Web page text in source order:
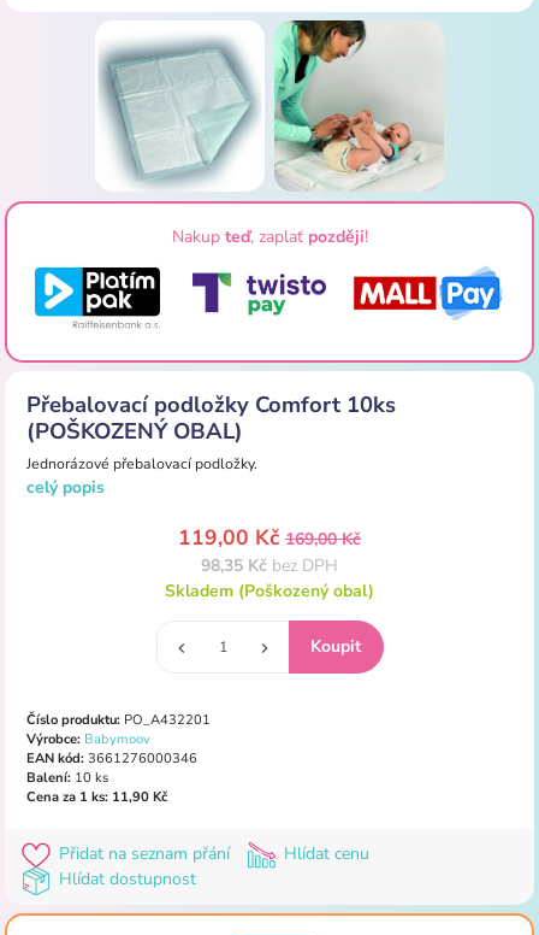
Nakup teď, zaplať později!
Přebalovací podložky Comfort 10ks
(POŠKOZENÝ OBAL)
Jednorázové přebalovací podložky.
celý popis
119,00 Kč 169,00 Kč
98,35 Kč bez DPH
Skladem (Poškozený obal)
Číslo produktu:PO_A432201
Výrobce: Babymoov
EAN kód:3661276000346
Balení:10 ks
Cena za 1 ks: 11,90 Kč
Přidat na seznam přání
Hlídat cenu
Hlídat dostupnost